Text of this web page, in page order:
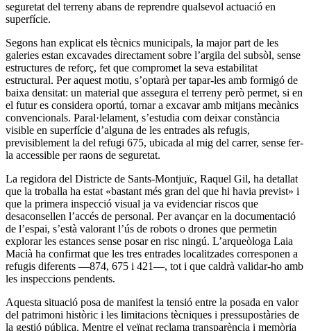
seguretat del terreny abans de reprendre qualsevol actuació en
superfície.
Segons han explicat els tècnics municipals, la major part de les
galeries estan excavades directament sobre l’argila del subsòl, sense
estructures de reforç, fet que compromet la seva estabilitat
estructural. Per aquest motiu, s’optarà per tapar-les amb formigó de
baixa densitat: un material que assegura el terreny però permet, si en
el futur es considera oportú, tornar a excavar amb mitjans mecànics
convencionals. Paral·lelament, s’estudia com deixar constància
visible en superfície d’alguna de les entrades als refugis,
previsiblement la del refugi 675, ubicada al mig del carrer, sense fer-
la accessible per raons de seguretat.
La regidora del Districte de Sants-Montjuïc, Raquel Gil, ha detallat
que la troballa ha estat «bastant més gran del que hi havia previst» i
que la primera inspecció visual ja va evidenciar riscos que
desaconsellen l’accés de personal. Per avançar en la documentació
de l’espai, s’està valorant l’ús de robots o drones que permetin
explorar les estances sense posar en risc ningú. L’arqueòloga Laia
Macià ha confirmat que les tres entrades localitzades corresponen a
refugis diferents —874, 675 i 421—, tot i que caldrà validar-ho amb
les inspeccions pendents.
Aquesta situació posa de manifest la tensió entre la posada en valor
del patrimoni històric i les limitacions tècniques i pressupostàries de
la gestió pública. Mentre el veïnat reclama transparència i memòria